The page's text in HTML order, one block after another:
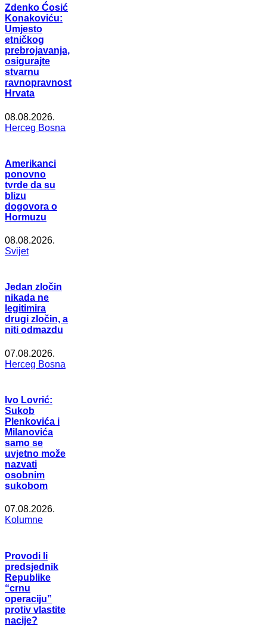
Zdenko Ćosić
Konakoviću:
Umjesto
etničkog
prebrojavanja,
osigurajte
stvarnu
ravnopravnost
Hrvata
08.08.2026.
Herceg Bosna
Amerikanci
ponovno
tvrde da su
blizu
dogovora o
Hormuzu
08.08.2026.
Svijet
Jedan zločin
nikada ne
legitimira
drugi zločin, a
niti odmazdu
07.08.2026.
Herceg Bosna
Ivo Lovrić:
Sukob
Plenkovića i
Milanovića
samo se
uvjetno može
nazvati
osobnim
sukobom
07.08.2026.
Kolumne
Provodi li
predsjednik
Republike
“crnu
operaciju”
protiv vlastite
nacije?